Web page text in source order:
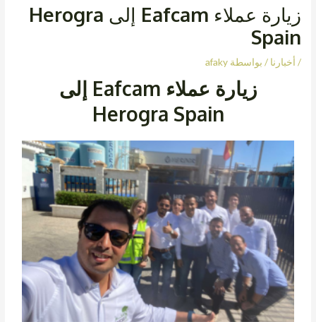
زيارة عملاء Eafcam إلى Herogra
Spain
/ أخبارنا / بواسطة afaky
زيارة عملاء Eafcam إلى
Herogra Spain